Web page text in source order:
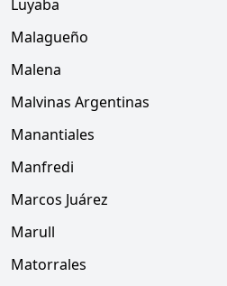
Luyaba
Malagueño
Malena
Malvinas Argentinas
Manantiales
Manfredi
Marcos Juárez
Marull
Matorrales